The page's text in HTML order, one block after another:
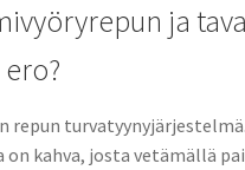
ja
repun turvatyynyjärjestelmä.
on kahva, josta vetämällä